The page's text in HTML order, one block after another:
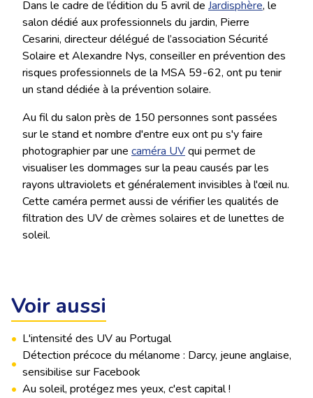
Dans le cadre de l’édition du 5 avril de Jardisphère, le
salon dédié aux professionnels du jardin, Pierre
Cesarini, directeur délégué de l’association Sécurité
Solaire et Alexandre Nys, conseiller en prévention des
risques professionnels de la MSA 59-62, ont pu tenir
un stand dédiée à la prévention solaire.
Au fil du salon près de 150 personnes sont passées
sur le stand et nombre d'entre eux ont pu s'y faire
photographier par une caméra UVqui permet de
visualiser les dommages sur la peau causés par les
rayons ultraviolets et généralement invisibles à l'œil nu.
Cette caméra permet aussi de vérifier les qualités de
filtration des UV de crèmes solaires et de lunettes de
soleil.
Voir aussi
• L'intensité des UV au Portugal
•
Détection précoce du mélanome : Darcy, jeune anglaise,
sensibilise sur Facebook
• Au soleil, protégez mes yeux, c'est capital !